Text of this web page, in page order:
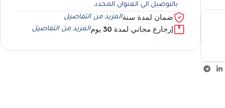
بالتوصيل الي العنوان المحدد
ضمان لمدة سنةالمزيد من التفاصيل
إرجارع مجاني لمدة 30 يوم المزيد من التفاصيل